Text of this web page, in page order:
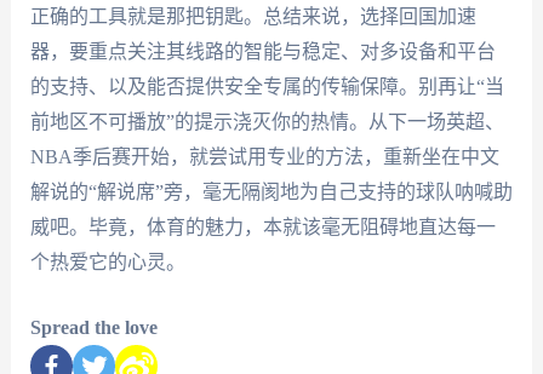
正确的工具就是那把钥匙。总结来说，选择回国加速
器，要重点关注其线路的智能与稳定、对多设备和平台
的支持、以及能否提供安全专属的传输保障。别再让“当
前地区不可播放”的提示浇灭你的热情。从下一场英超、
NBA季后赛开始，就尝试用专业的方法，重新坐在中文
解说的“解说席”旁，毫无隔阂地为自己支持的球队呐喊助
威吧。毕竟，体育的魅力，本就该毫无阻碍地直达每一
个热爱它的心灵。
Spread the love